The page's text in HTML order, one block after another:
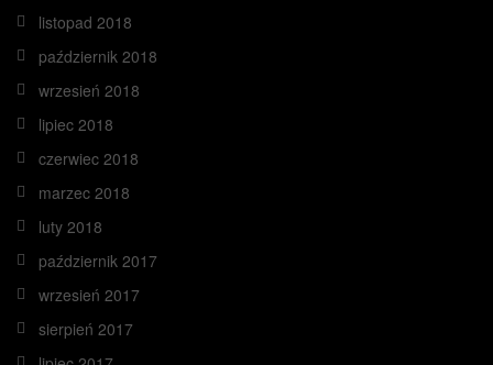
listopad 2018
październik 2018
wrzesień 2018
lipiec 2018
czerwiec 2018
marzec 2018
luty 2018
październik 2017
wrzesień 2017
sierpień 2017